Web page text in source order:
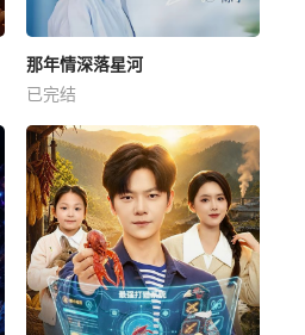
那年情深落星河
已完结